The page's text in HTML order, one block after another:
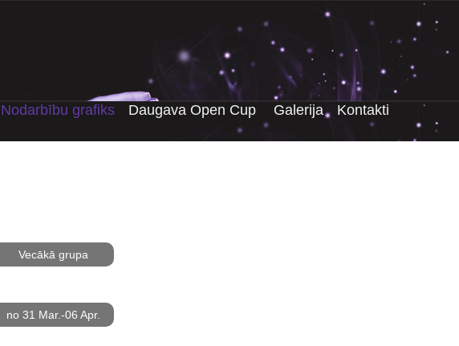
Nodarbību grafiks Daugava Open Cup Galerija Kontakti
Vecākā grupa
no 31 Mar.-06 Apr.